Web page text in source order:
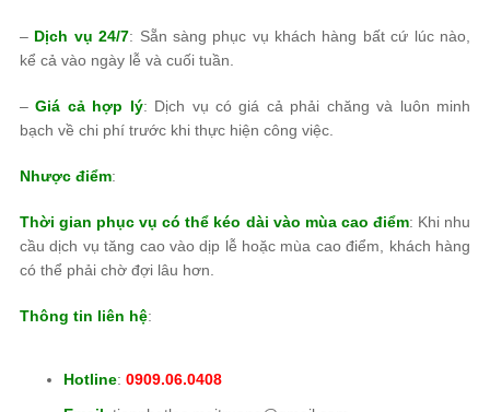
– Dịch vụ 24/7: Sẵn sàng phục vụ khách hàng bất cứ lúc nào,
kể cả vào ngày lễ và cuối tuần.
–Giá cả hợp lý: Dịch vụ có giá cả phải chăng và luôn minh
bạch về chi phí trước khi thực hiện công việc.
Nhược điểm:
Thời gian phục vụ có thể kéo dài vào mùa cao điểm: Khi nhu
cầu dịch vụ tăng cao vào dịp lễ hoặc mùa cao điểm, khách hàng
có thể phải chờ đợi lâu hơn.
Thông tin liên hệ:
Hotline: 0909.06.0408